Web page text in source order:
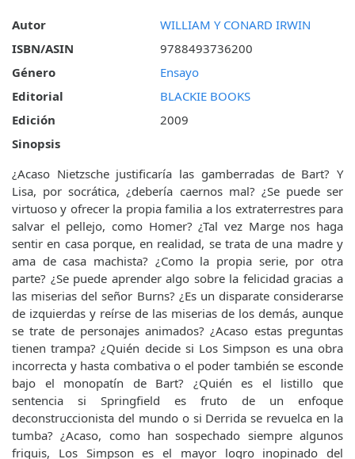
Autor
WILLIAM Y CONARD IRWIN
ISBN/ASIN
9788493736200
Género
Ensayo
Editorial
BLACKIE BOOKS
Edición
2009
Sinopsis
¿Acaso Nietzsche justificaría las gamberradas de Bart? Y
Lisa, por socrática, ¿debería caernos mal? ¿Se puede ser
virtuoso y ofrecer la propia familia a los extraterrestres para
salvar el pellejo, como Homer? ¿Tal vez Marge nos haga
sentir en casa porque, en realidad, se trata de una madre y
ama de casa machista? ¿Como la propia serie, por otra
parte? ¿Se puede aprender algo sobre la felicidad gracias a
las miserias del señor Burns? ¿Es un disparate considerarse
de izquierdas y reírse de las miserias de los demás, aunque
se trate de personajes animados? ¿Acaso estas preguntas
tienen trampa? ¿Quién decide si Los Simpson es una obra
incorrecta y hasta combativa o el poder también se esconde
bajo el monopatín de Bart? ¿Quién es el listillo que
sentencia si Springfield es fruto de un enfoque
deconstruccionista del mundo o si Derrida se revuelca en la
tumba? ¿Acaso, como han sospechado siempre algunos
friquis, Los Simpson es el mayor logro inopinado del